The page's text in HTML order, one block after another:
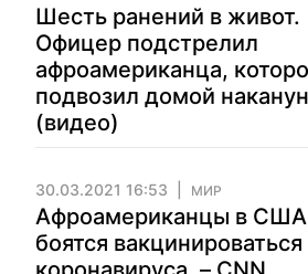
Шесть ранений в живот.
Офицер подстрелил
афроамериканца,
подвозил домой
(видео)
30.03.2021 16:53 МИР
Афроамериканцы в США
боятся вакцинироваться